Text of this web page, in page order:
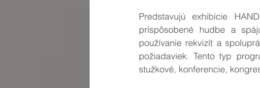
Predstavujú exhibície
prispôsobené hudbe a
používanie rekvizít a
požiadaviek. Tento typ
stužkové, konferencie,